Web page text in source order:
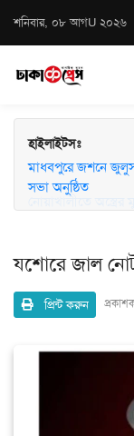
শনিবার, ০৮ আগU ২০২৬
হাইলাইটসঃ
মাধবপুরে জশনে জুলুস
সভা অনুষ্ঠিত
যশোরে জাল
প্রিন্ট করুন